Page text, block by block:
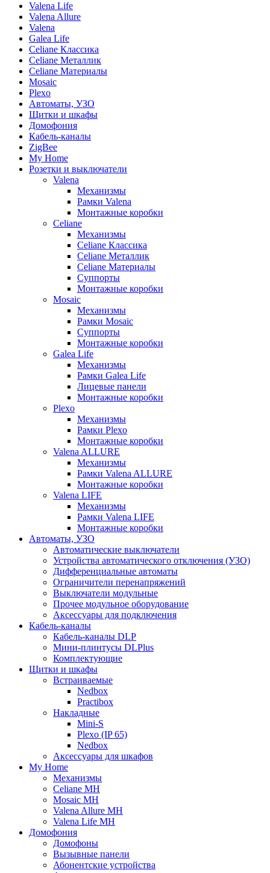
Valena Life
Valena Allure
Valena
Galea Life
Celiane Классика
Celiane Металлик
Celiane Материалы
Mosaic
Plexo
Автоматы, УЗО
Щитки и шкафы
Домофония
Кабель-каналы
ZigBee
My Home
Розетки и выключатели
Valena
Механизмы
Рамки Valena
Монтажные коробки
Celiane
Механизмы
Celiane Классика
Celiane Металлик
Celiane Материалы
Суппорты
Монтажные коробки
Mosaic
Механизмы
Рамки Mosaic
Суппорты
Монтажные коробки
Galea Life
Механизмы
Рамки Galea Life
Лицевые панели
Монтажные коробки
Plexo
Механизмы
Рамки Plexo
Монтажные коробки
Valena ALLURE
Механизмы
Рамки Valena ALLURE
Монтажные коробки
Valena LIFE
Механизмы
Рамки Valena LIFE
Монтажные коробки
Автоматы, УЗО
Автоматические выключатели
Устройства автоматического отключения (УЗО)
Дифференциальные автоматы
Ограничители перенапряжений
Выключатели модульные
Прочее модульное оборудование
Аксессуары для подключения
Кабель-каналы
Кабель-каналы DLP
Мини-плинтусы DLPlus
Комплектующие
Щитки и шкафы
Встраиваемые
Nedbox
Practibox
Накладные
Mini-S
Plexo (IP 65)
Nedbox
Аксессуары для шкафов
My Home
Механизмы
Celiane MH
Mosaic MH
Valena Allure MH
Valena Life MH
Домофония
Домофоны
Вызывные панели
Абонентские устройства